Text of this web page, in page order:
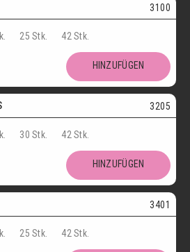
3100
25 Stk. 42 Stk.
HINZUFÜGEN
3205
30 Stk. 42 Stk.
HINZUFÜGEN
3401
25 Stk. 42 Stk.